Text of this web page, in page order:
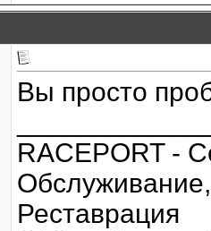
Вы просто
RACEPORT -
Реставрация